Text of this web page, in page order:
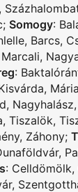
,
; Somogy:
, Barcs,
Marcali,
:
,
, Nagyhalász,
, Tiszalök,
, Záhony;
,
: Celldömölk,
,